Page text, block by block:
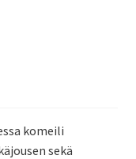
komeili
sekä